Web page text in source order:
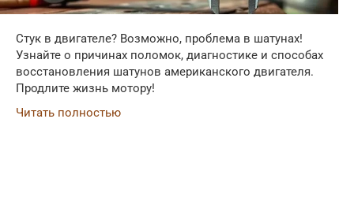
Стук в двигателе? Возможно, проблема в шатунах!
Узнайте о причинах поломок, диагностике и способах
восстановления шатунов американского двигателя.
Продлите жизнь мотору!
Читать полностью